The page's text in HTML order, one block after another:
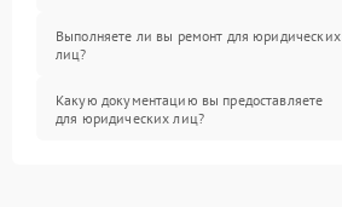
Выполняете ли вы ремонт для юридических
лиц?
Какую документацию вы предоставляете
для юридических лиц?